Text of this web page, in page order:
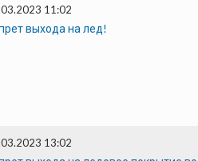
11:02
выхода на лед!
13:02